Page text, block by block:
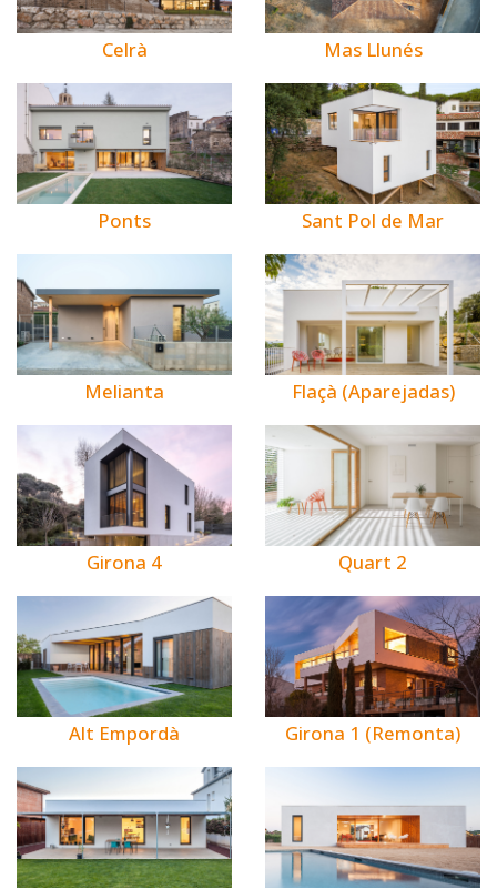
Celrà Mas Llunés
Ponts Sant Pol de Mar
Melianta Flaçà (Aparejadas)
Girona 4 Quart 2
Alt Empordà Girona 1 (Remonta)